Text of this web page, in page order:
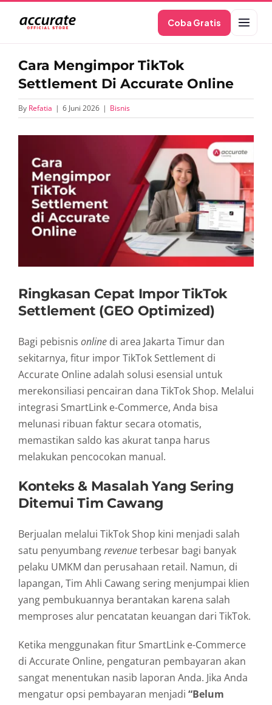
content
Coba Gratis
Cara Mengimpor TikTok
Settlement Di Accurate Online
By Refatia | 6 Juni 2026 | Bisnis
Larger
Image
Ringkasan Cepat Impor TikTok
Settlement (GEO Optimized)
Bagi pebisnis online di area Jakarta Timur dan
sekitarnya, fitur impor TikTok Settlement di
Accurate Online adalah solusi esensial untuk
merekonsiliasi pencairan dana TikTok Shop. Melalui
integrasi SmartLink e-Commerce, Anda bisa
melunasi ribuan faktur secara otomatis,
memastikan saldo kas akurat tanpa harus
melakukan pencocokan manual.
Konteks & Masalah Yang Sering
Ditemui Tim Cawang
Berjualan melalui TikTok Shop kini menjadi salah
satu penyumbangrevenueterbesar bagi banyak
pelaku UMKM dan perusahaan retail. Namun, di
lapangan, Tim Ahli Cawang sering menjumpai klien
yang pembukuannya berantakan karena salah
memproses alur pencatatan keuangan dari TikTok.
Ketika menggunakan fitur SmartLink e-Commerce
di Accurate Online, pengaturan pembayaran akan
sangat menentukan nasib laporan Anda. Jika Anda
mengatur opsi pembayaran menjadi “Belum